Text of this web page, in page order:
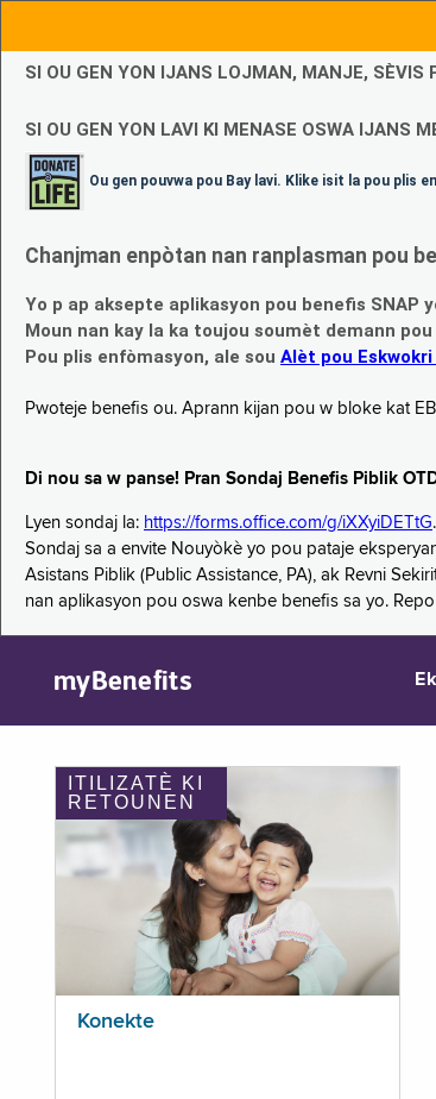
SI OU GEN YON IJANS LOJMAN, MANJE, SÈVIS
SI OU GEN YON LAVI KI MENASE OSWA IJANS
Ou gen pouvwa pou Bay lavi. Klike isit la pou plis
Chanjman enpòtan nan ranplasman pou
Yo p ap aksepte aplikasyon pou benefis SNAP
Moun nan kay la ka toujou soumèt demann
Pou plis enfòmasyon, ale sou Alèt pou Eskwokri
Pwoteje benefis ou. Aprann kijan pou w bloke kat
Di nou sa w panse! Pran Sondaj Benefis Piblik
Lyen sondaj la: https://forms.office.com/g/iXXyiDETtG.
Sondaj sa a envite Nouyòkè yo pou pataje
Asistans Piblik (Public Assistance, PA), ak Revni
nan aplikasyon pou oswa kenbe benefis sa yo.
myBenefits
ITILIZATÈ KI
RETOUNEN
Konekte